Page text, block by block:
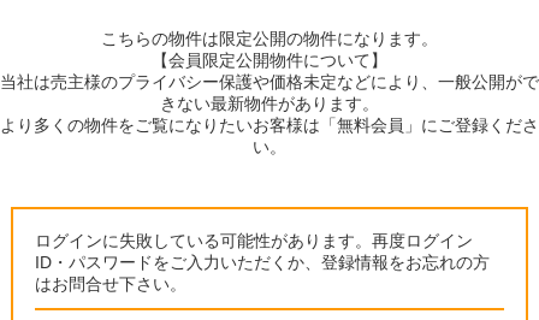
こちらの物件は限定公開の物件になります。
【会員限定公開物件について】
当社は売主様のプライバシー保護や価格未定などにより、一般公開がで
きない最新物件があります。
より多くの物件をご覧になりたいお客様は「無料会員」にご登録くださ
い。
ログインに失敗している可能性があります。再度ログイン
ID・パスワードをご入力いただくか、登録情報をお忘れの方
はお問合せ下さい。